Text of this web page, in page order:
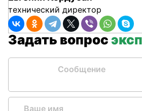
технический директор
Задать вопрос